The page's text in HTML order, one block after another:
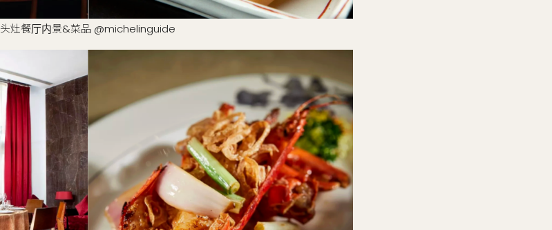
头灶餐厅内景&菜品 @michelinguide